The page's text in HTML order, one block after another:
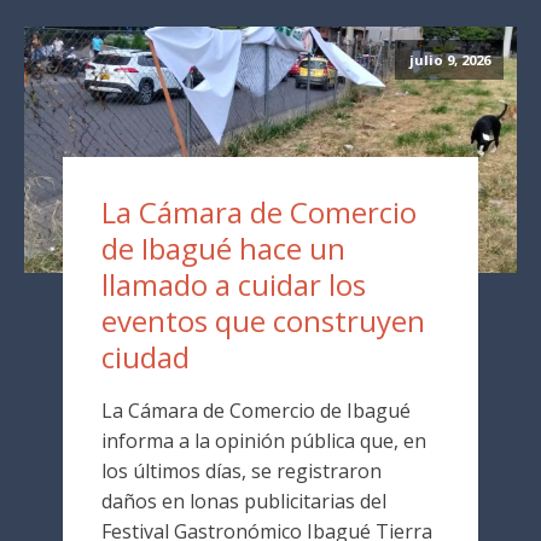
julio 9, 2026
La Cámara de Comercio
de Ibagué hace un
llamado a cuidar los
eventos que construyen
ciudad
La Cámara de Comercio de Ibagué
informa a la opinión pública que, en
los últimos días, se registraron
daños en lonas publicitarias del
Festival Gastronómico Ibagué Tierra